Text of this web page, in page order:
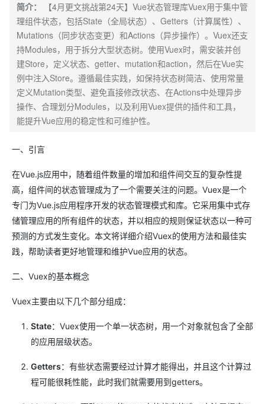
简介：
【4月更文挑战第24天】Vue状态管理库Vuex用于集中管
理组件状态，包括State（全局状态）、Getters（计算属性）、
Mutations（同步状态变更）和Actions（异步操作）。Vuex还支
持Modules，用于拆分大型状态树。使用Vuex时，需安装并创
建Store，定义状态、getter、mutation和action，然后在Vue实
例中注入Store。遵循最佳实践，如保持状态树简洁、使用常量
定义Mutation类型、避免直接修改状态、在Actions中处理异步
操作、合理划分Modules，以及利用Vuex提供的插件和工具，
能提升Vue应用的稳定性和可维护性。
一、引言
在Vue.js应用中，随着组件数量的增加和组件间交互的复杂性提
高，组件间的状态管理成为了一个需要关注的问题。Vuex是一个
专门为Vue.js应用程序开发的状态管理模式和库。它采用集中式存
储管理应用的所有组件的状态，并以相应的规则保证状态以一种可
预测的方式发生变化。本文将详细介绍Vuex的使用方法和最佳实
践，帮助读者更好地管理和维护Vue应用的状态。
二、Vuex的基本概念
Vuex主要由以下几个部分组成：
State：Vuex使用一个单一状态树，用一个对象就包含了全部
的应用层级状态。
Getters：有些状态需要经过计算才能得出，并且这个计算过
程可能很耗性能，此时我们就需要用到getters。